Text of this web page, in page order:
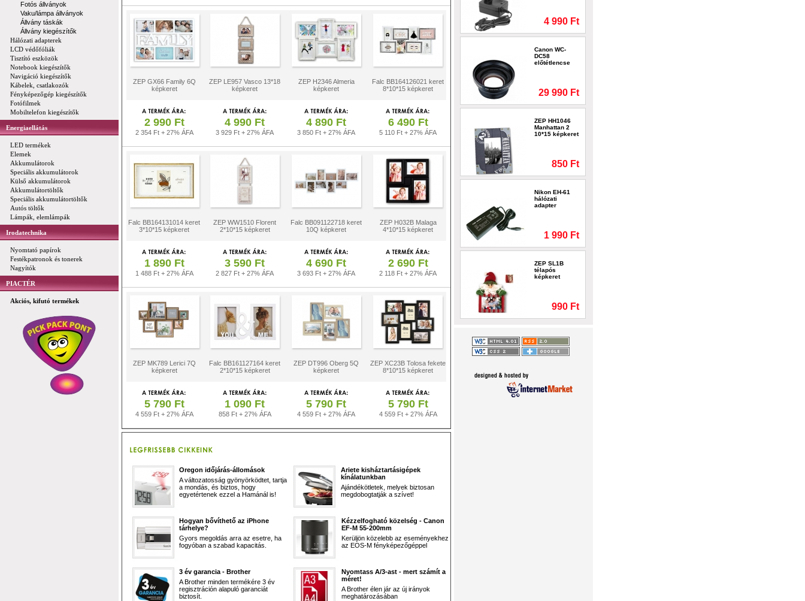
Fotós állványok
Vaku/lámpa állványok
Állvány táskák
Állvány kiegészítők
Hálózati adapterek
LCD védőfóliák
Tisztító eszközök
Notebook kiegészítők
Navigáció kiegészítők
Kábelek, csatlakozók
Fényképezőgép kiegészítők
Fotófilmek
Mobiltelefon kiegészítők
Energiaellátás
LED termékek
Elemek
Akkumulátorok
Speciális akkumulátorok
Külső akkumulátorok
Akkumulátortöltők
Speciális akkumulátortöltők
Autós töltők
Lámpák, elemlámpák
Irodatechnika
Nyomtató papírok
Festékpatronok és tonerek
Nagyítók
PIACTÉR
Akciós, kifutó termékek
ZEP GX66 Family 6Q
képkeret
ZEP LE957 Vasco 13*18
képkeret
ZEP H2346 Almeria
képkeret
Falc BB164126021 keret
8*10*15 képkeret
2 990 Ft
2 354 Ft + 27% ÁFA
4 990 Ft
3 929 Ft + 27% ÁFA
4 890 Ft
3 850 Ft + 27% ÁFA
6 490 Ft
5 110 Ft + 27% ÁFA
Falc BB164131014 keret
3*10*15 képkeret
ZEP WW1510 Florent
2*10*15 képkeret
Falc BB091122718 keret
10Q képkeret
ZEP H032B Malaga
4*10*15 képkeret
1 890 Ft
1 488 Ft + 27% ÁFA
3 590 Ft
2 827 Ft + 27% ÁFA
4 690 Ft
3 693 Ft + 27% ÁFA
2 690 Ft
2 118 Ft + 27% ÁFA
ZEP MK789 Lerici 7Q
képkeret
Falc BB161127164 keret
2*10*15 képkeret
ZEP DT996 Oberg 5Q
képkeret
ZEP XC23B Tolosa fekete
8*10*15 képkeret
5 790 Ft
4 559 Ft + 27% ÁFA
1 090 Ft
858 Ft + 27% ÁFA
5 790 Ft
4 559 Ft + 27% ÁFA
5 790 Ft
4 559 Ft + 27% ÁFA
Oregon időjárás-állomások
A változatosság gyönyörködtet, tartja
a mondás, és biztos, hogy
egyetértenek ezzel a Hamánál is!
Ariete kisháztartásigépek
kínálatunkban
Ajándékötletek, melyek biztosan
megdobogtatják a szívet!
Hogyan bővíthető az iPhone
tárhelye?
Gyors megoldás arra az esetre, ha
fogyóban a szabad kapacitás.
Kézzelfogható közelség - Canon
EF-M 55-200mm
Kerüljön közelebb az eseményekhez
az EOS-M fényképezőgéppel
3 év garancia - Brother
A Brother minden termékére 3 év
regisztráción alapuló garanciát
biztosít.
Nyomtass A/3-ast - mert számít a
méret!
A Brother élen jár az új irányok
meghatározásában
4 990 Ft
Canon WC-
DC58
előtétlencse
29 990 Ft
ZEP HH1046
Manhattan 2
10*15 képkeret
850 Ft
Nikon EH-61
hálózati
adapter
1 990 Ft
ZEP SL1B
télapós
képkeret
990 Ft